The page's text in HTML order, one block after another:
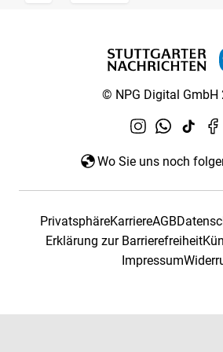
© NPG Digital GmbH
Wo Sie uns noch
PrivatsphäreKarriereAGB
Erklärung zur Barrierefreiheit
Impressum